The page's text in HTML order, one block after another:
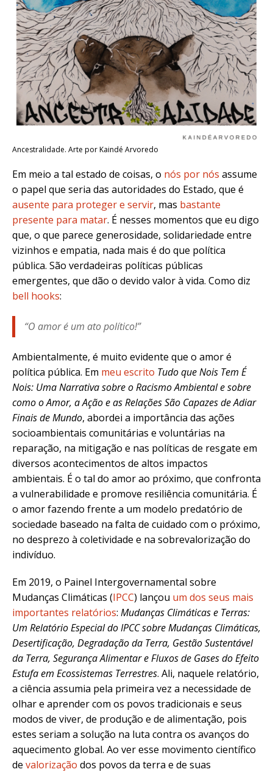
Ancestralidade. Arte por Kaindé Arvoredo
Em meio a tal estado de coisas, o nós por nós assume
o papel que seria das autoridades do Estado, que é
ausente para proteger e servir, mas bastante
presente para matar. É nesses momentos que eu digo
que, o que parece generosidade, solidariedade entre
vizinhos e empatia, nada mais é do que política
pública. São verdadeiras políticas públicas
emergentes, que dão o devido valor à vida. Como diz
bell hooks:
“O amor é um ato político!”
Ambientalmente, é muito evidente que o amor é
política pública. Em meu escrito Tudo que Nois Tem É
Nois: Uma Narrativa sobre o Racismo Ambiental e sobre
como o Amor, a Ação e as Relações São Capazes de Adiar
Finais de Mundo, abordei a importância das ações
socioambientais comunitárias e voluntárias na
reparação, na mitigação e nas políticas de resgate em
diversos acontecimentos de altos impactos
ambientais. É o tal do amor ao próximo, que confronta
a vulnerabilidade e promove resiliência comunitária. É
o amor fazendo frente a um modelo predatório de
sociedade baseado na falta de cuidado com o próximo,
no desprezo à coletividade e na sobrevalorização do
indivíduo.
Em 2019, o Painel Intergovernamental sobre
Mudanças Climáticas (IPCC) lançou um dos seus mais
importantes relatórios: Mudanças Climáticas e Terras:
Um Relatório Especial do IPCC sobre Mudanças Climáticas,
Desertificação, Degradação da Terra, Gestão Sustentável
da Terra, Segurança Alimentar e Fluxos de Gases do Efeito
Estufa em Ecossistemas Terrestres. Ali, naquele relatório,
a ciência assumia pela primeira vez a necessidade de
olhar e aprender com os povos tradicionais e seus
modos de viver, de produção e de alimentação, pois
estes seriam a solução na luta contra os avanços do
aquecimento global. Ao ver esse movimento científico
de valorização dos povos da terra e de suas